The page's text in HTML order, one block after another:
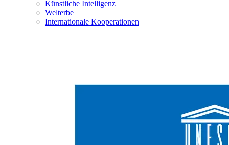
Künstliche Intelligenz
Welterbe
Internationale Kooperationen